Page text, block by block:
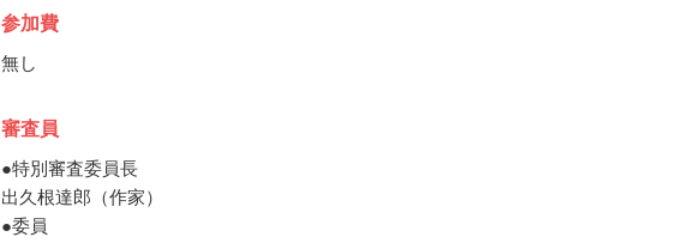
参加費
無し
審査員
●特別審査委員長
出久根達郎（作家）
●委員